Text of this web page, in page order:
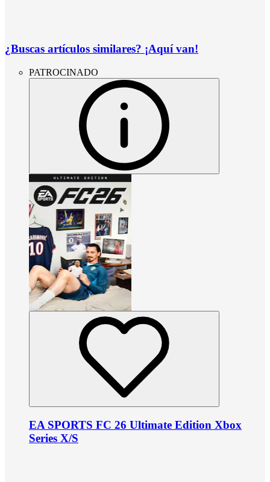
¿Buscas artículos similares? ¡Aquí van!
PATROCINADO
EA SPORTS FC 26 Ultimate Edition Xbox
Series X/S